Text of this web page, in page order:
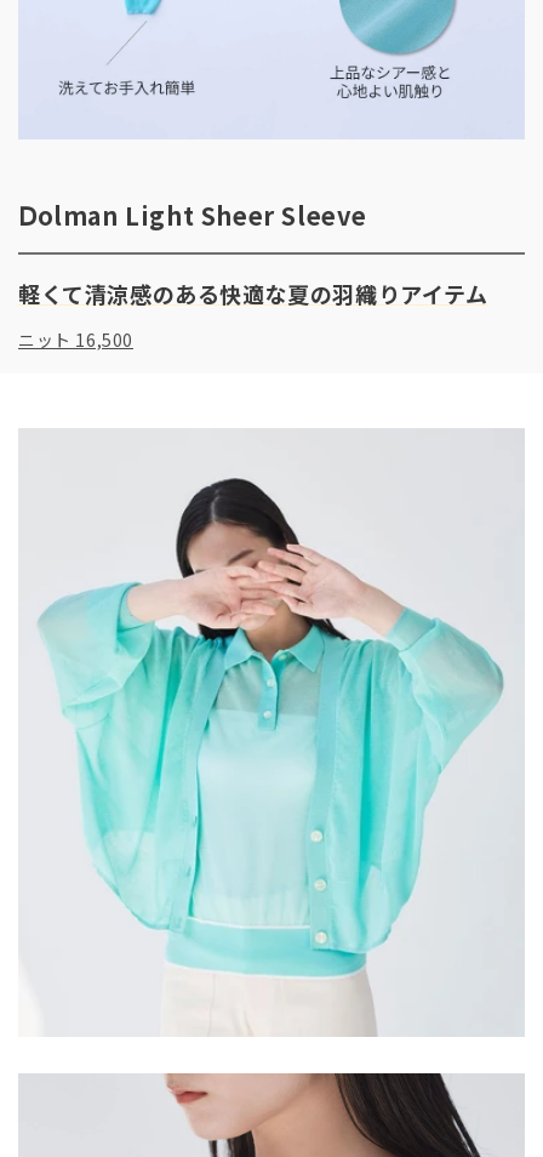
Ⅾolman Light Sheer Sleeve
軽くて清涼感のある快適な夏の羽織りアイテム
ニット 16,500